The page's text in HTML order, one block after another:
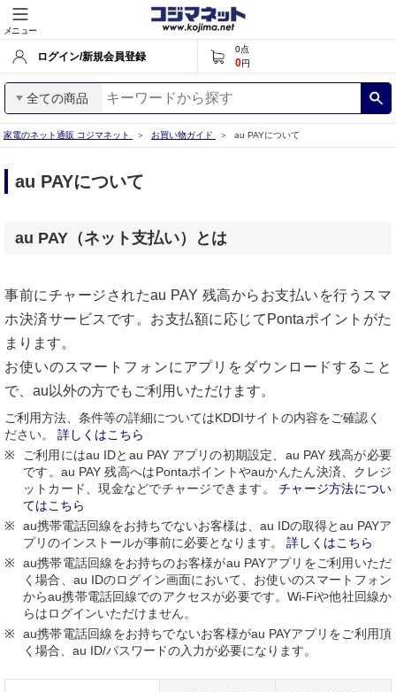
メニュー
ログイン/新規会員登録
0点
0円
全ての商品
家電のネット通販 コジマネット お買い物ガイド au PAYについて
au PAYについて
au PAY（ネット支払い）とは
事前にチャージされたau PAY 残高からお支払いを行うスマ
ホ決済サービスです。お支払額に応じてPontaポイントがた
まります。
お使いのスマートフォンにアプリをダウンロードすること
で、au以外の方でもご利用いただけます。
ご利用方法、条件等の詳細についてはKDDIサイトの内容をご確認く
ださい。 詳しくはこちら
ご利用にはau IDとau PAY アプリの初期設定、au PAY 残高が必要
です。au PAY 残高へはPontaポイントやauかんたん決済、クレジ
ットカード、現金などでチャージできます。チャージ方法につい
てはこちら
au携帯電話回線をお持ちでないお客様は、au IDの取得とau PAYア
プリのインストールが事前に必要となります。 詳しくはこちら
au携帯電話回線をお持ちのお客様がau PAYアプリをご利用いただ
く場合、au IDのログイン画面において、お使いのスマートフォン
からau携帯電話回線でのアクセスが必要です。Wi-Fiや他社回線か
らはログインいただけません。
au携帯電話回線をお持ちでないお客様がau PAYアプリをご利用頂
く場合、au ID/パスワードの入力が必要になります。